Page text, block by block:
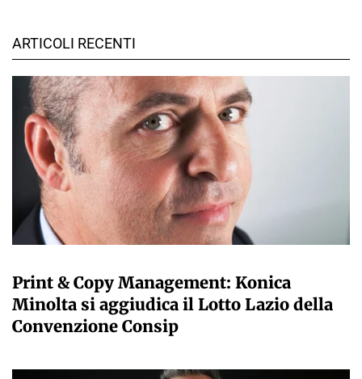
ARTICOLI RECENTI
Print & Copy Management: Konica
Minolta si aggiudica il Lotto Lazio della
Convenzione Consip